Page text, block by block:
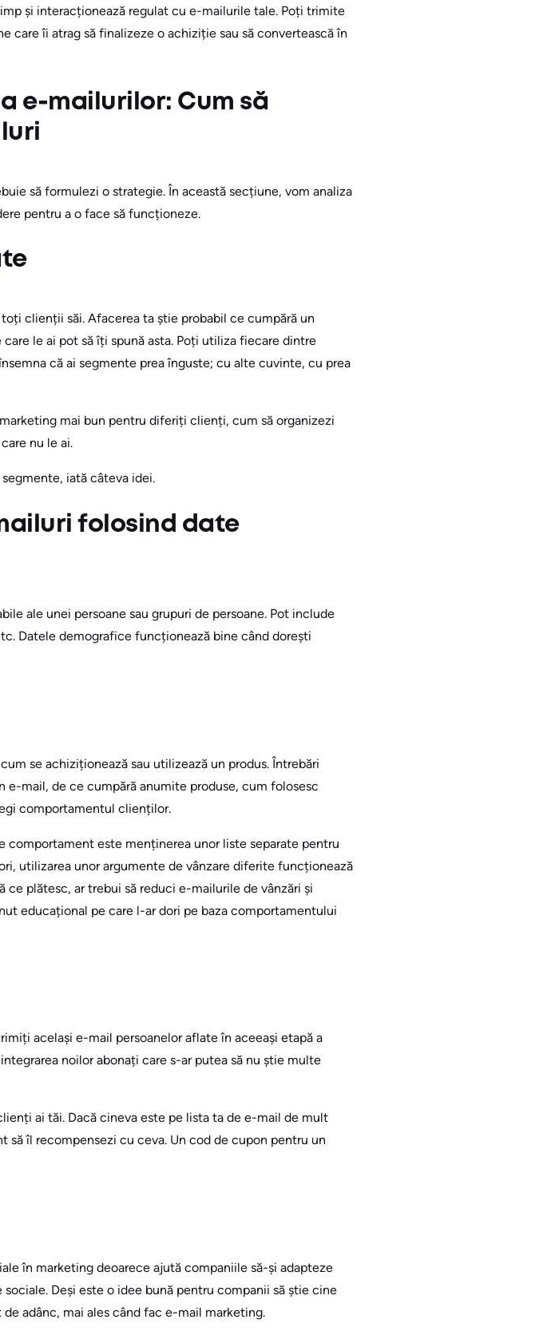
și interacționează regulat cu e-mailurile tale. Poți trimite
care îi atrag să finalizeze o achiziție sau să convertească în
e-mailurilor: Cum să
să formulezi o strategie. În această secțiune, vom analiza
pentru a o face să funcționeze.
clienții săi. Afacerea ta știe probabil ce cumpără un
le ai pot să îți spună asta. Poți utiliza fiecare dintre
că ai segmente prea înguste; cu alte cuvinte, cu prea
mai bun pentru diferiți clienți, cum să organizezi
nu le ai.
iată câteva idei.
folosind date
ale unei persoane sau grupuri de persoane. Pot include
Datele demografice funcționează bine când dorești
se achiziționează sau utilizează un produs. Întrebări
mail, de ce cumpără anumite produse, cum folosesc
comportamentul clienților.
comportament este menținerea unor liste separate pentru
utilizarea unor argumente de vânzare diferite funcționează
ce plătesc, ar trebui să reduci e-mailurile de vânzări și
educațional pe care l-ar dori pe baza comportamentului
același e-mail persoanelor aflate în aceeași etapă a
noilor abonați care s-ar putea să nu știe multe
ai tăi. Dacă cineva este pe lista ta de e-mail de mult
îl recompensezi cu ceva. Un cod de cupon pentru un
în marketing deoarece ajută companiile să-și adapteze
Deși este o idee bună pentru companii să știe cine
adânc, mai ales când fac e-mail marketing.